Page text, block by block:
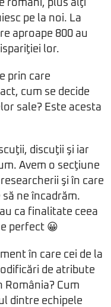
români, plus alţi
pe la noi. La
aproape 800 au
lor.
prin care
cum se decide
sale? Este acesta
discuţii şi iar
Avem o secţiune
şi în care
ne încadrăm.
ca finalitate ceea
perfect 😀
în care cei de la
de atribute
România? Cum
dintre echipele